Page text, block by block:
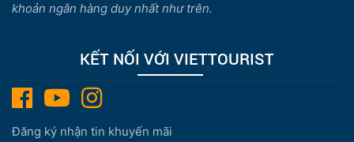
khoản ngân hàng duy nhất như trên.
KẾT NỐI VỚI VIETTOURIST
Đăng ký nhận tin khuyến mãi